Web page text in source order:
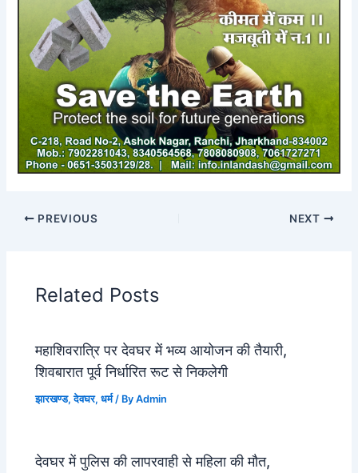
PREVIOUS NEXT
Related Posts
महाशिवरात्रि पर देवघर में भव्य आयोजन की तैयारी,
शिवबारात पूर्व निर्धारित रूट से निकलेगी
झारखण्ड,देवघर,धर्म/ ByAdmin
देवघर में पुलिस की लापरवाही से महिला की मौत,